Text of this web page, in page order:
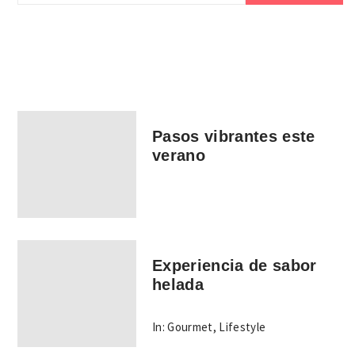
Pasos vibrantes este
verano
Experiencia de sabor
helada
In: Gourmet, Lifestyle